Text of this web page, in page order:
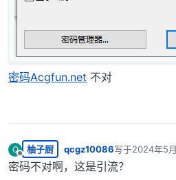
密码Acgfun.net 不对
Q
离线
柚子厨 qcgz10086写于2024年5
最后由 编辑
密码不对啊，这是引流？